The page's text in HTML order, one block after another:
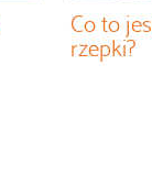
Co to
rzepki?